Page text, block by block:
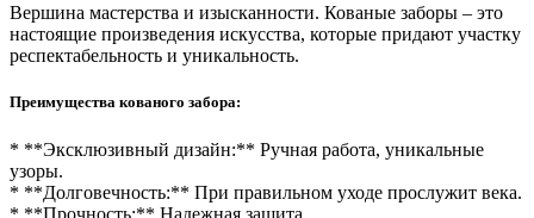
Вершина мастерства и изысканности. Кованые заборы – это
настоящие произведения искусства, которые придают участку
респектабельность и уникальность.
Преимущества кованого забора:
* **Эксклюзивный дизайн:** Ручная работа, уникальные
узоры.
* **Долговечность:** При правильном уходе прослужит века.
* **Прочность:** Надежная защита.